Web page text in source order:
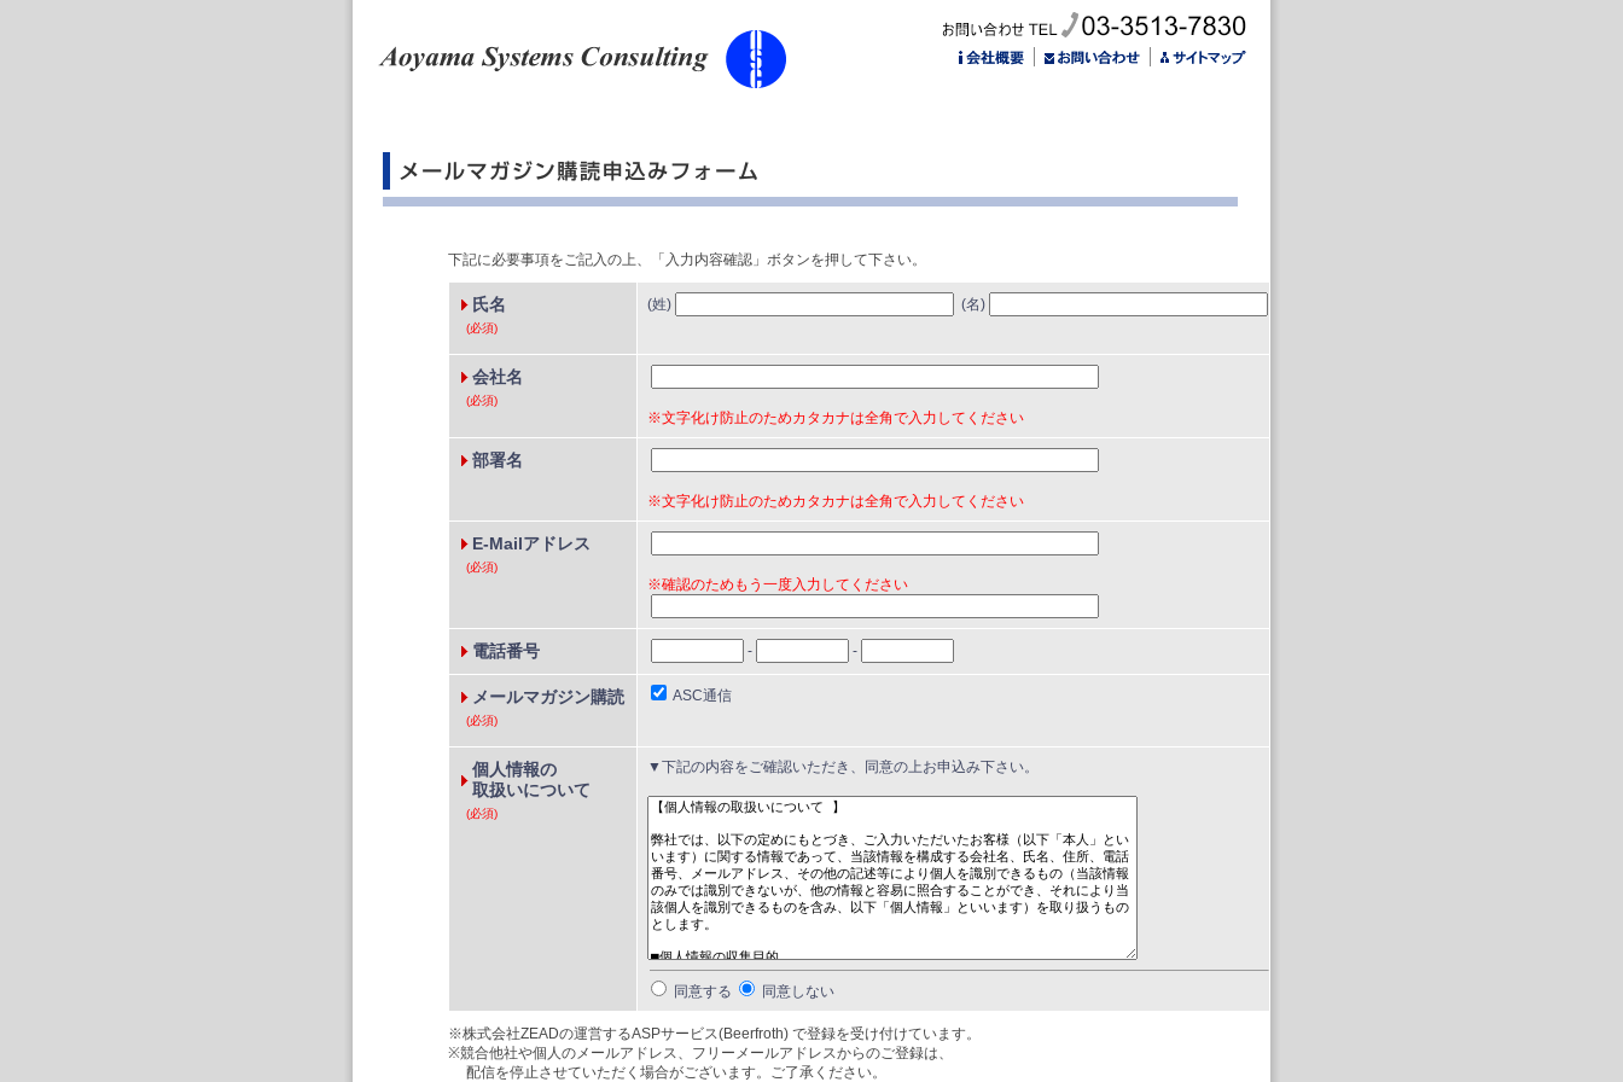
下記に必要事項をご記入の上、「入力内容確認」ボタンを押して下さい。
氏名
(必須)
(姓) (名)
会社名
(必須)
※文字化け防止のためカタカナは全角で入力してください
部署名
※文字化け防止のためカタカナは全角で入力してください
E-Mailアドレス
(必須)
※確認のためもう一度入力してください
電話番号 - -
メールマガジン購読
(必須)
ASC通信
個人情報の
取扱いについて
(必須)
▼下記の内容をご確認いただき、同意の上お申込み下さい。
同意する 同意しない
※株式会社ZEADの運営するASPサービス(Beerfroth) で登録を受け付けています。
※競合他社や個人のメールアドレス、フリーメールアドレスからのご登録は、
配信を停止させていただく場合がございます。ご了承ください。